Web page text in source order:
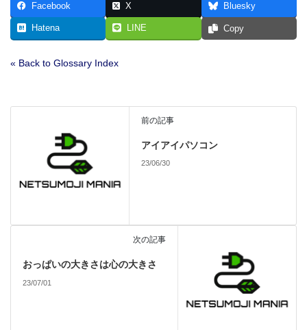
Facebook X Bluesky
Hatena LINE Copy
« Back to Glossary Index
前の記事
アイアイパソコン
23/06/30
次の記事
おっぱいの大きさは心の大きさ
23/07/01